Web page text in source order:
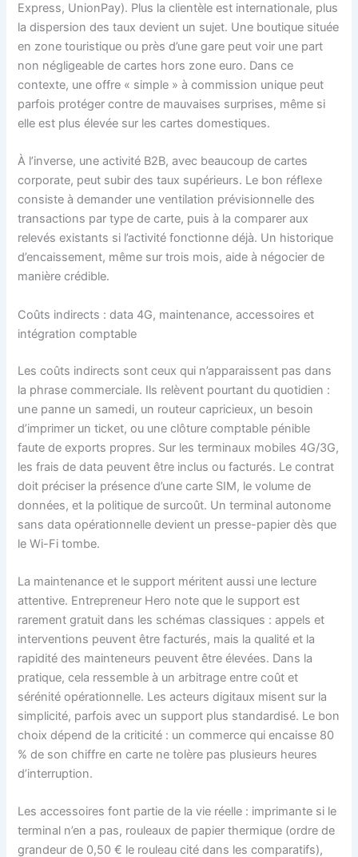
Express, UnionPay). Plus la clientèle est internationale, plus
la dispersion des taux devient un sujet. Une boutique située
en zone touristique ou près d’une gare peut voir une part
non négligeable de cartes hors zone euro. Dans ce
contexte, une offre « simple » à commission unique peut
parfois protéger contre de mauvaises surprises, même si
elle est plus élevée sur les cartes domestiques.
À l’inverse, une activité B2B, avec beaucoup de cartes
corporate, peut subir des taux supérieurs. Le bon réflexe
consiste à demander une ventilation prévisionnelle des
transactions par type de carte, puis à la comparer aux
relevés existants si l’activité fonctionne déjà. Un historique
d’encaissement, même sur trois mois, aide à négocier de
manière crédible.
Coûts indirects : data 4G, maintenance, accessoires et
intégration comptable
Les coûts indirects sont ceux qui n’apparaissent pas dans
la phrase commerciale. Ils relèvent pourtant du quotidien :
une panne un samedi, un routeur capricieux, un besoin
d’imprimer un ticket, ou une clôture comptable pénible
faute de exports propres. Sur les terminaux mobiles 4G/3G,
les frais de data peuvent être inclus ou facturés. Le contrat
doit préciser la présence d’une carte SIM, le volume de
données, et la politique de surcoût. Un terminal autonome
sans data opérationnelle devient un presse-papier dès que
le Wi-Fi tombe.
La maintenance et le support méritent aussi une lecture
attentive. Entrepreneur Hero note que le support est
rarement gratuit dans les schémas classiques : appels et
interventions peuvent être facturés, mais la qualité et la
rapidité des mainteneurs peuvent être élevées. Dans la
pratique, cela ressemble à un arbitrage entre coût et
sérénité opérationnelle. Les acteurs digitaux misent sur la
simplicité, parfois avec un support plus standardisé. Le bon
choix dépend de la criticité : un commerce qui encaisse 80
% de son chiffre en carte ne tolère pas plusieurs heures
d’interruption.
Les accessoires font partie de la vie réelle : imprimante si le
terminal n’en a pas, rouleaux de papier thermique (ordre de
grandeur de 0,50 € le rouleau cité dans les comparatifs),